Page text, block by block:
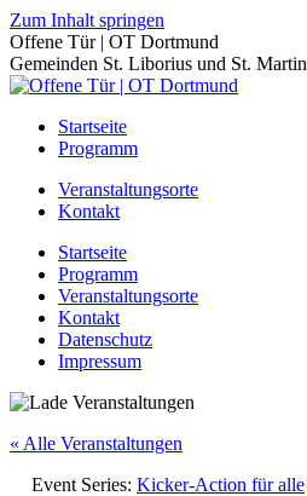
Zum Inhalt springen
Offene Tür | OT Dortmund
Gemeinden St. Liborius und St. Martin
Startseite
Programm
Veranstaltungsorte
Kontakt
Startseite
Programm
Veranstaltungsorte
Kontakt
Datenschutz
Impressum
« Alle Veranstaltungen
Event Series: Kicker-Action für alle